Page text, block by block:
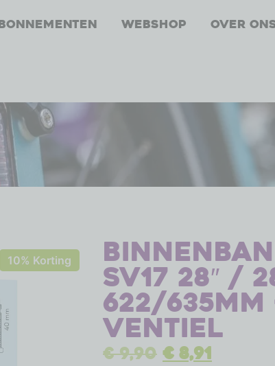
Webshop Over
10% Korting
SV17 28″ /
622/635mm
ventiel
€9,90 €8,91